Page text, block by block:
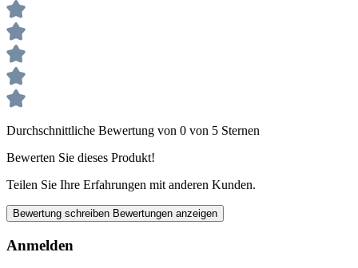
Durchschnittliche Bewertung von 0 von 5 Sternen
Bewerten Sie dieses Produkt!
Teilen Sie Ihre Erfahrungen mit anderen Kunden.
Bewertung schreiben Bewertungen anzeigen
Anmelden